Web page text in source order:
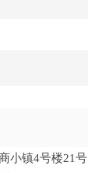
小镇4号楼21号